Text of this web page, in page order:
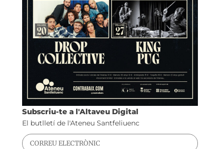
Subscriu-te a l'Altaveu Digital
El butlletí de l'Ateneu Santfeliuenc